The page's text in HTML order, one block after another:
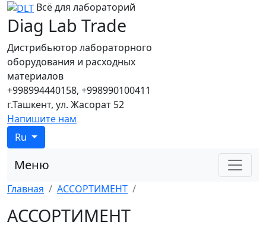
Всё для лабораторий
Diag Lab Trade
Дистрибьютор лабораторного
оборудования и расходных
материалов
+998994440158, +998990100411
г.Ташкент, ул. Жасорат 52
Напишите нам
Ru
Меню
Главная АССОРТИМЕНТ
АССОРТИМЕНТ